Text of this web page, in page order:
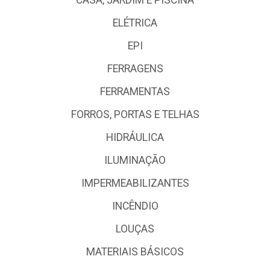
ELÉTRICA
EPI
FERRAGENS
FERRAMENTAS
FORROS, PORTAS E TELHAS
HIDRÁULICA
ILUMINAÇÃO
IMPERMEABILIZANTES
INCÊNDIO
LOUÇAS
MATERIAIS BÁSICOS